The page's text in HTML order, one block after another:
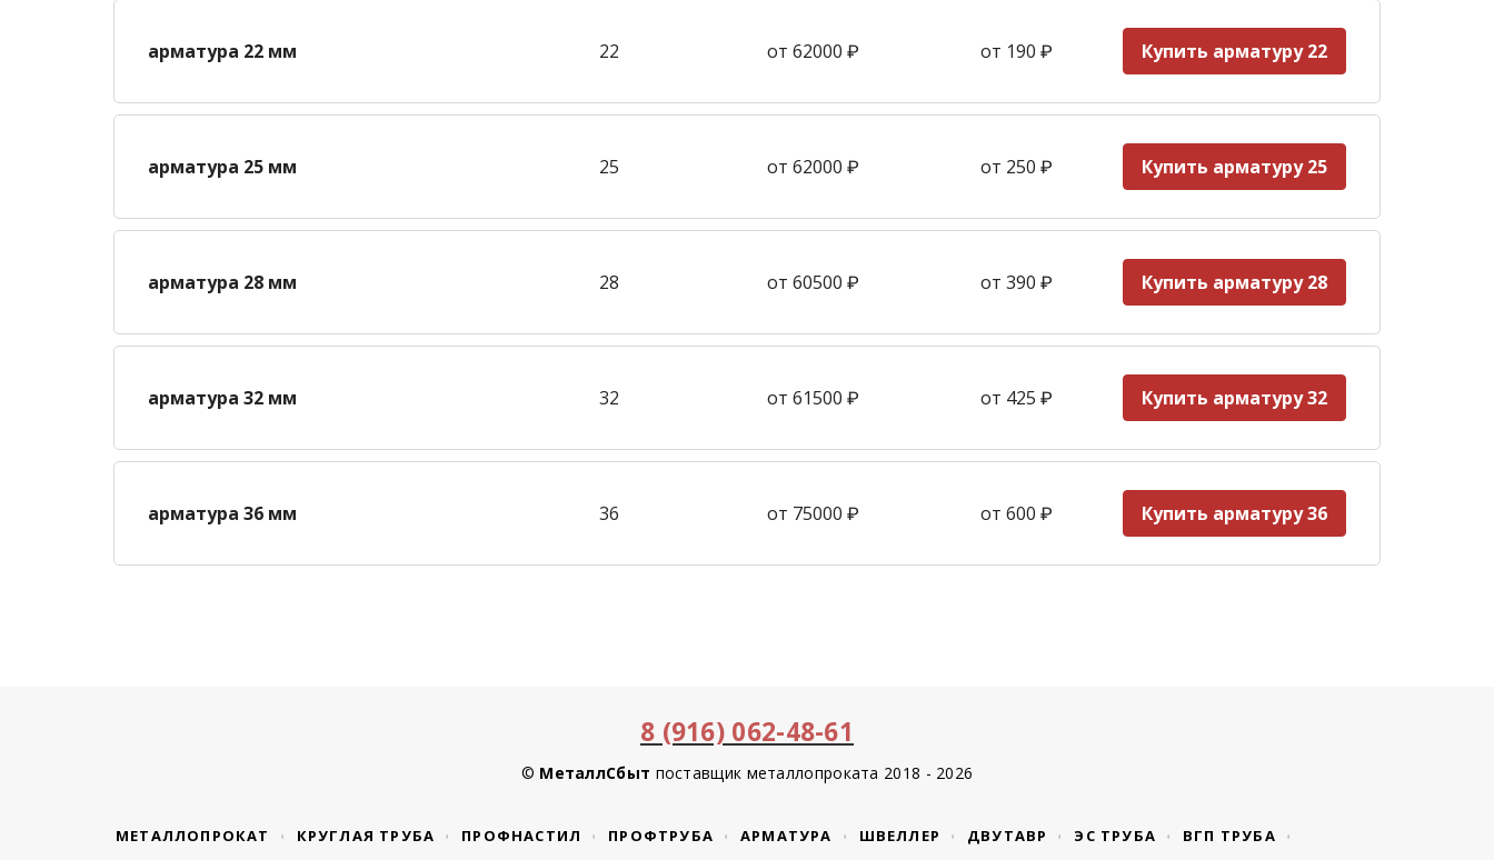
арматура 22 мм 22 от 62000 ₽ от 190 ₽ Купить арматуру 22
арматура 25 мм 25 от 62000 ₽ от 250₽ Купить арматуру 25
арматура 28 мм 28 от 60500 ₽ от 390₽ Купить арматуру 28
арматура 32 мм 32 от 61500 ₽ от 425 ₽ Купить арматуру 32
арматура 36 мм 36 от 75000 ₽ от 600 ₽ Купить арматуру 36
8 (916) 062-48-61
© МеталлСбыт поставщик металлопроката 2018 - 2026
МЕТАЛЛОПРОКАТ КРУГЛАЯ ТРУБА ПРОФНАСТИЛ ПРОФТРУБА АРМАТУРА ШВЕЛЛЕР ДВУТАВР ЭС ТРУБА
ВГП ТРУБА